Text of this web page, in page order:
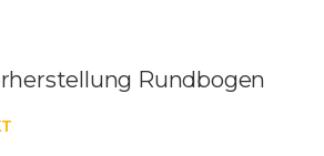
Rundbogen